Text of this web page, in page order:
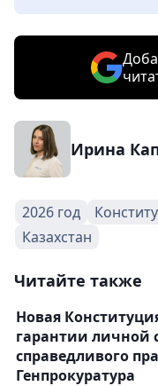
Ирина
2026 год
Казахстан
Читайте также
Новая
гарантии личной
справедливого
Генпрокуратура